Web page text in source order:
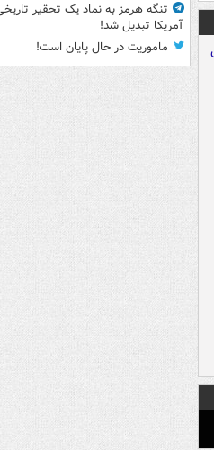
تنگه هرمز به نماد یک تحقیر
آمریکا تبدیل شد!
ماموریت در حال پایان است!